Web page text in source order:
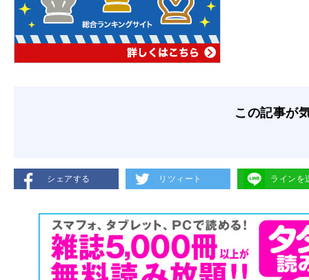
この記事が
シェアする リツィート ラインを